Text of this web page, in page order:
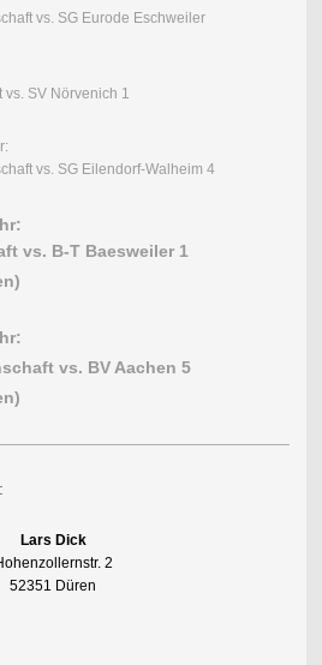
vs. SG Eurode Eschweiler
SV Nörvenich 1
vs. SG Eilendorf-Walheim 4
vs. B-T Baesweiler 1
vs. BV Aachen 5
Lars Dick
2
52351 Düren